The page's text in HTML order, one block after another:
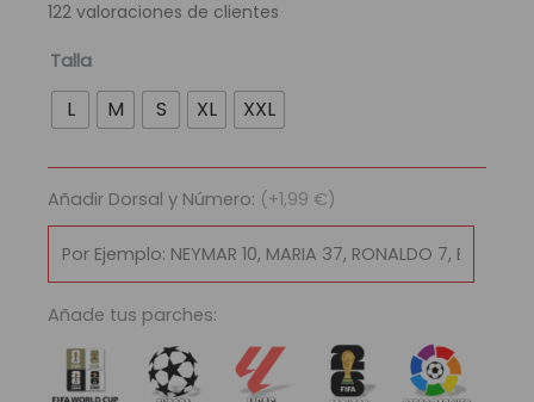
era:
es:
122 valoraciones de clientes
Talla
L M S XL XXL
Añadir Dorsal y Número: (+1,99 €)
Añade tus parches:
Camiseta
Retro
Selección
1986
|
Local
cantidad